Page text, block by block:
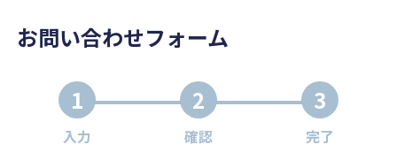
お問い合わせフォーム
1
入力
2
確認
3
完了